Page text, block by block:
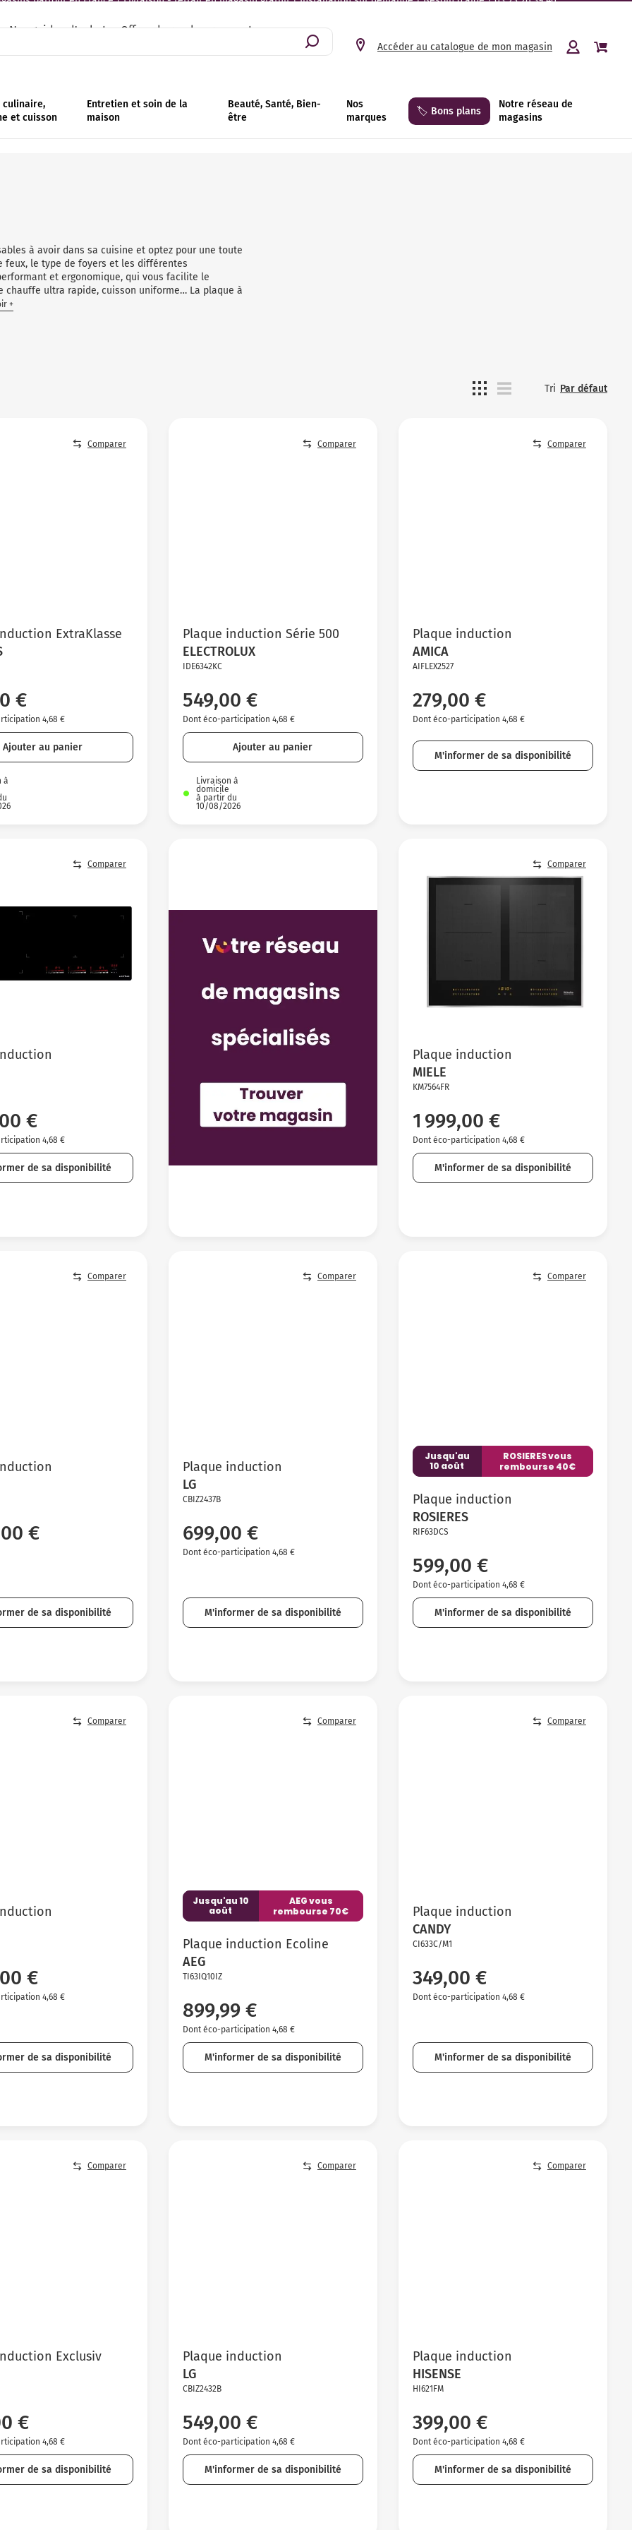
Nos guides d'achat Offres de remboursement
Accéder au catalogue de mon magasin
culinaire,
et cuisson
Entretien et soin de la
maison
Beauté, Santé, Bien-
être
Nos
marques
🏷️ Bons plans
Notre réseau de
magasins
à avoir dans sa cuisine et optez pour une toute
feux, le type de foyers et les différentes
et ergonomique, qui vous facilite le
chauffe ultra rapide, cuisson uniforme… La plaque à
+
Tri Par défaut
Comparer
ExtraKlasse
€
4,68 €
Ajouter au panier
à
Comparer
Plaque induction Série 500
ELECTROLUX
IDE6342KC
549,00 €
Dont éco-participation 4,68 €
Ajouter au panier
Livraison à
domicile
à partir du
10/08/2026
Comparer
Plaque induction
AMICA
AIFLEX2527
279,00 €
Dont éco-participation 4,68 €
M'informer de sa disponibilité
Comparer
€
4,68 €
de sa disponibilité
Comparer
Plaque induction
MIELE
KM7564FR
1 999,00 €
Dont éco-participation 4,68 €
M'informer de sa disponibilité
Comparer
€
de sa disponibilité
Comparer
Plaque induction
LG
CBIZ2437B
699,00 €
Dont éco-participation 4,68 €
M'informer de sa disponibilité
Jusqu'au
10 août
ROSIERES vous
rembourse 40€
Comparer
Plaque induction
ROSIERES
RIF63DCS
599,00 €
Dont éco-participation 4,68 €
M'informer de sa disponibilité
Comparer
€
4,68 €
de sa disponibilité
Jusqu'au 10
août
AEG vous
rembourse 70€
Comparer
Plaque induction Ecoline
AEG
TI63IQ10IZ
899,99 €
Dont éco-participation 4,68 €
M'informer de sa disponibilité
Comparer
Plaque induction
CANDY
CI633C/M1
349,00 €
Dont éco-participation 4,68 €
M'informer de sa disponibilité
Comparer
Exclusiv
€
4,68 €
de sa disponibilité
Comparer
Plaque induction
LG
CBIZ2432B
549,00 €
Dont éco-participation 4,68 €
M'informer de sa disponibilité
Comparer
Plaque induction
HISENSE
HI621FM
399,00 €
Dont éco-participation 4,68 €
M'informer de sa disponibilité